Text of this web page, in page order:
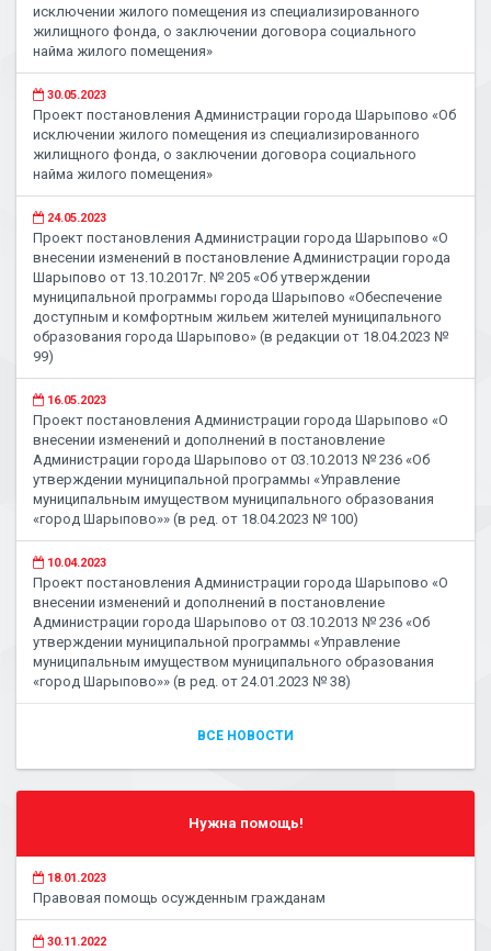
исключении жилого помещения из специализированного
жилищного фонда, о заключении договора социального
найма жилого помещения»
30.05.2023
Проект постановления Администрации города Шарыпово «Об
исключении жилого помещения из специализированного
жилищного фонда, о заключении договора социального
найма жилого помещения»
24.05.2023
Проект постановления Администрации города Шарыпово «О
внесении изменений в постановление Администрации города
Шарыпово от 13.10.2017г. № 205 «Об утверждении
муниципальной программы города Шарыпово «Обеспечение
доступным и комфортным жильем жителей муниципального
образования города Шарыпово» (в редакции от 18.04.2023 №
99)
16.05.2023
Проект постановления Администрации города Шарыпово «О
внесении изменений и дополнений в постановление
Администрации города Шарыпово от 03.10.2013 № 236 «Об
утверждении муниципальной программы «Управление
муниципальным имуществом муниципального образования
«город Шарыпово»» (в ред. от 18.04.2023 № 100)
10.04.2023
Проект постановления Администрации города Шарыпово «О
внесении изменений и дополнений в постановление
Администрации города Шарыпово от 03.10.2013 № 236 «Об
утверждении муниципальной программы «Управление
муниципальным имуществом муниципального образования
«город Шарыпово»» (в ред. от 24.01.2023 № 38)
ВСЕ НОВОСТИ
Нужна помощь!
18.01.2023
Правовая помощь осужденным гражданам
30.11.2022